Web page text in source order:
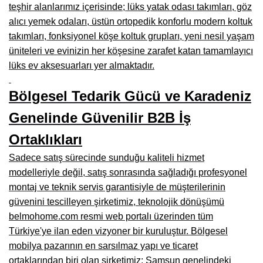
Çanakkale Mobilyacılar, Mobilya Fabrikaları, Mağazaları
Karabağlar Mobilyacıları, Mobilya İmalatçıları, Firmaları
Aydın Mobilya Mağazaları, Firmaları, Dekorasyon Firmaları
Çorum Mobilyacılar, Mobilya Mağazaları, İmalatçıları
Adıyaman Mobilyacılar, Mobilya İmalatçıları, Mağazaları
Ağrı Mobilyacılar, Mobilya İmalatçıları, Mağazaları
Edirne Mobilyacilar, Mobilya İmalatçıları, Mağazaları
Erzincan Mobilyacılar, Mobilya İmalatçıları, Mağazaları
Yozgat Mobilya Mağazaları, İmalatçıları, Mobilyacıları
teşhir alanlarımız içerisinde; lüks yatak odası takımları, göz
alıcı yemek odaları, üstün ortopedik konforlu modern koltuk
takımları, fonksiyonel köşe koltuk grupları, yeni nesil yaşam
üniteleri ve evinizin her köşesine zarafet katan tamamlayıcı
lüks ev aksesuarları yer almaktadır.
Bölgesel Tedarik Gücü ve Karadeniz
Genelinde Güvenilir B2B İş
Ortaklıkları
Sadece satış sürecinde sunduğu kaliteli hizmet
modelleriyle değil, satış sonrasında sağladığı profesyonel
montaj ve teknik servis garantisiyle de müşterilerinin
güvenini tescilleyen şirketimiz, teknolojik dönüşümü
belmohome.com resmi web portalı üzerinden tüm
Türkiye'ye ilan eden vizyoner bir kuruluştur. Bölgesel
mobilya pazarının en sarsılmaz yapı ve ticaret
ortaklarından biri olan şirketimiz; Samsun genelindeki